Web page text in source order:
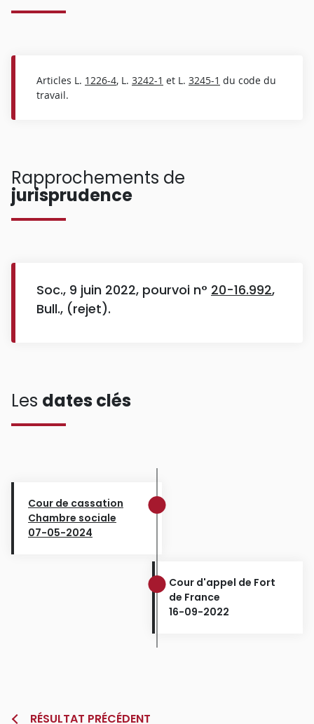
Articles L. 1226-4, L. 3242-1 et L. 3245-1 du code du
travail.
Rapprochements de
jurisprudence
Soc., 9 juin 2022, pourvoi n° 20-16.992,
Bull., (rejet).
Les dates clés
Cour de cassation
Chambre sociale
07-05-2024
Cour d'appel de Fort
de France
16-09-2022
RÉSULTAT PRÉCÉDENT